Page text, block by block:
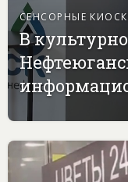
СЕНСОРНЫЕ
В